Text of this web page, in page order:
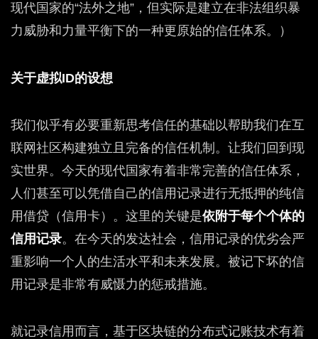
现代国家的“法外之地”，但实际是建立在非法组织暴
力威胁和力量平衡下的一种更原始的信任体系。）
关于虚拟ID的设想
我们似乎有必要重新思考信任的基础以帮助我们在互
联网社区构建独立且完备的信任机制。让我们回到现
实世界。今天的现代国家有着非常完善的信任体系，
人们甚至可以凭借自己的信用记录进行无抵押的纯信
用借贷（信用卡）。这里的关键是依附于每个个体的
信用记录。在今天的发达社会，信用记录的优劣会严
重影响一个人的生活水平和未来发展。被记下坏的信
用记录是非常有威慑力的惩戒措施。
就记录信用而言，基于区块链的分布式记账技术有着